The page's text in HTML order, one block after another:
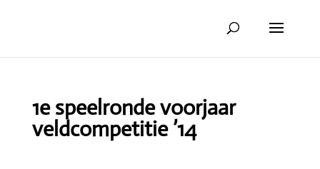
1e speelronde voorjaar
veldcompetitie ’14